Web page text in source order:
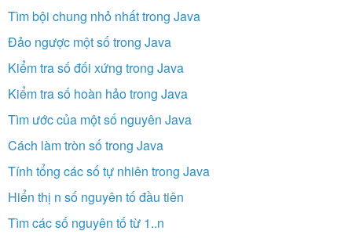
Tìm bội chung nhỏ nhất trong Java
Đảo ngược một số trong Java
Kiểm tra số đối xứng trong Java
Kiểm tra số hoàn hảo trong Java
Tìm ước của một số nguyên Java
Cách làm tròn số trong Java
Tính tổng các số tự nhiên trong Java
Hiển thị n số nguyên tố đầu tiên
Tìm các số nguyên tố từ 1..n